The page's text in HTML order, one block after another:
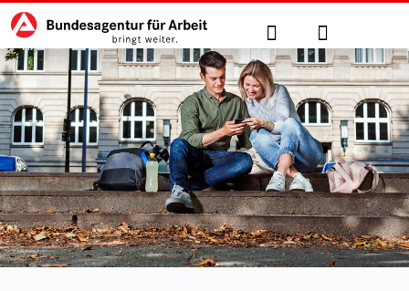
zu den Hauptinhalten springen
Hauptnavigation Suche Anmelden